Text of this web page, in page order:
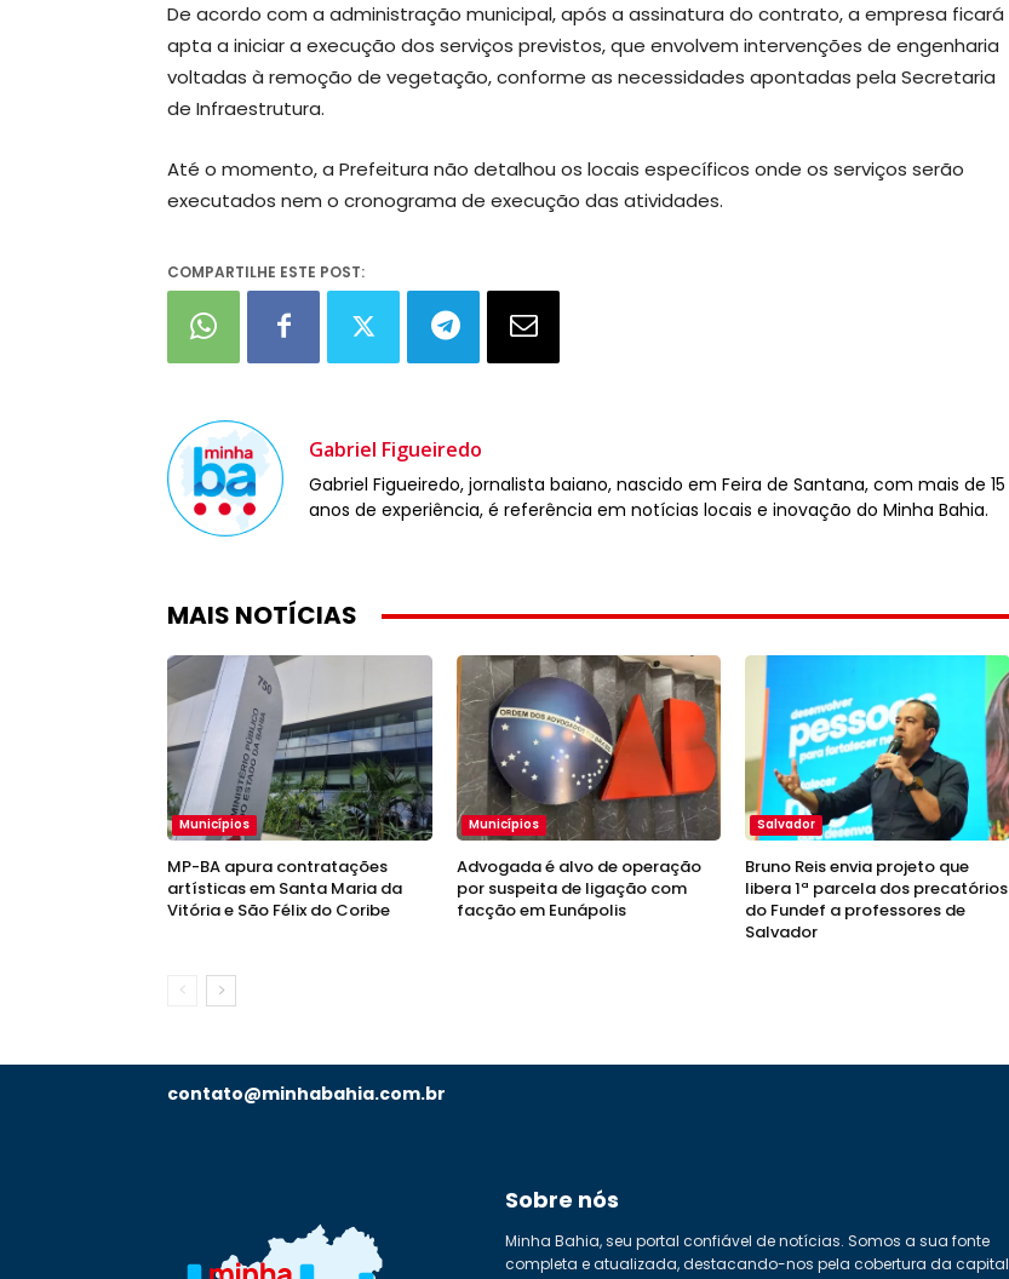
De acordo com a administração municipal, após a assinatura do contrato, a empresa ficará
apta a iniciar a execução dos serviços previstos, que envolvem intervenções de engenharia
voltadas à remoção de vegetação, conforme as necessidades apontadas pela Secretaria
de Infraestrutura.
Até o momento, a Prefeitura não detalhou os locais específicos onde os serviços serão
executados nem o cronograma de execução das atividades.
COMPARTILHE ESTE POST:
Gabriel Figueiredo
Gabriel Figueiredo, jornalista baiano, nascido em Feira de Santana, com mais de 15
anos de experiência, é referência em notícias locais e inovação do Minha Bahia.
MAIS NOTÍCIAS
Municípios
MP-BA apura contratações
artísticas em Santa Maria da
Vitória e São Félix do Coribe
Municípios
Advogada é alvo de operação
por suspeita de ligação com
facção em Eunápolis
Salvador
Bruno Reis envia projeto que
libera 1ª parcela dos precatórios
do Fundef a professores de
Salvador
contato@minhabahia.com.br
Sobre nós
Minha Bahia, seu portal confiável de notícias. Somos a sua fonte
completa e atualizada, destacando-nos pela cobertura da capital